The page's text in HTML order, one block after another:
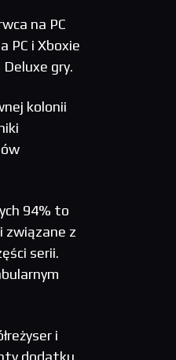
na PC
PC i Xboxie
gry.
kolonii
94% to
związane z
serii.
i
dodatku.